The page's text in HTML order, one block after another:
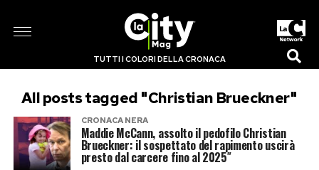
TUTTI I COLORI DELLA CRONACA
All posts tagged "Christian Brueckner"
CRONACA NERA
Maddie McCann, assolto il pedofilo Christian
Brueckner: il sospettato del rapimento uscirà
presto dal carcere fino al 2025″